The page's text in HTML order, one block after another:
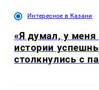
Интересное в Казани
«Я думал, у
истории
столкнулись с